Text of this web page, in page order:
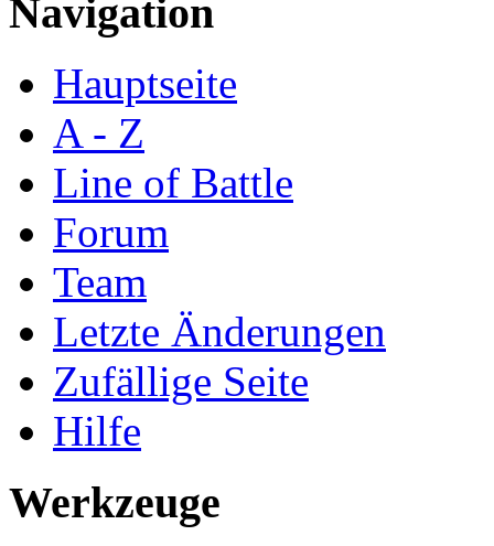
Navigation
Hauptseite
A - Z
Line of Battle
Forum
Team
Letzte Änderungen
Zufällige Seite
Hilfe
Werkzeuge